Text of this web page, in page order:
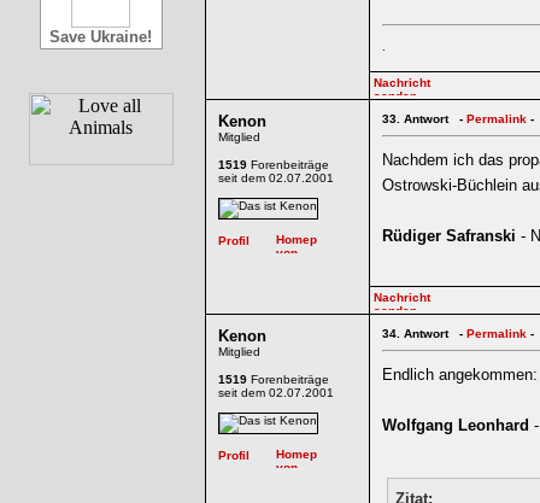
Save Ukraine!
.
Kenon
Mitglied
1519 Forenbeiträge
seit dem 02.07.2001
33. Antwort - Permalink -
Nachdem ich das
Ostrowski-Büchlein
Rüdiger Safranski -
Kenon
Mitglied
1519 Forenbeiträge
seit dem 02.07.2001
34. Antwort - Permalink -
Endlich angekommen:
Wolfgang Leonhard
Zitat: